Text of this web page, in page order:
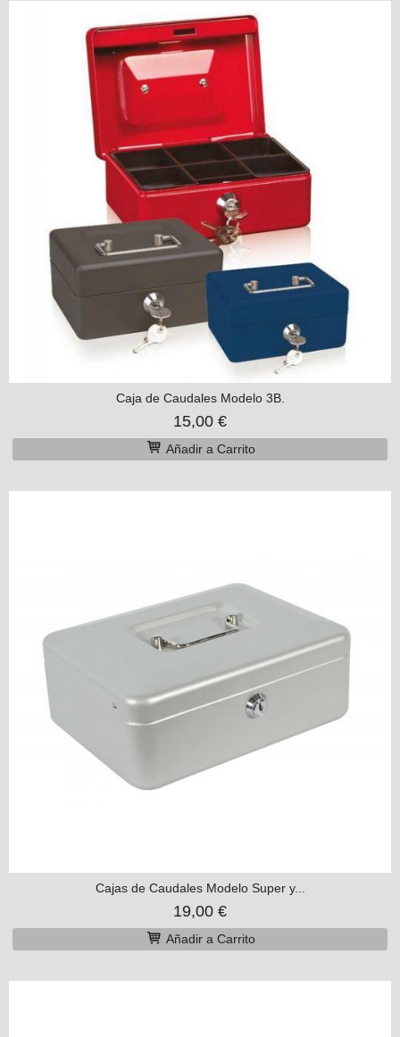
Caja de Caudales Modelo 3B.
15,00 €
Añadir a Carrito
Cajas de Caudales Modelo Super y...
19,00 €
Añadir a Carrito